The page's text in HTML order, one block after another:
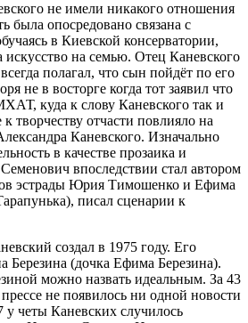
не имели никакого отношения
была опосредовано связана с
в Киевской консерватории,
искусство на семью. Отец Каневского
полагал, что сын пойдёт по его
не в восторге когда тот заявил что
куда к слову Каневского так и
творчеству отчасти повлияло на
Каневского. Изначально
в качестве прозаика и
впоследствии стал автором
эстрады Юрия Тимошенко и Ефима
писал сценарии к
создал в 1975 году. Его
Березина (дочка Ефима Березина).
можно назвать идеальным. За 43
не появилось ни одной новости
у четы Каневских случилось